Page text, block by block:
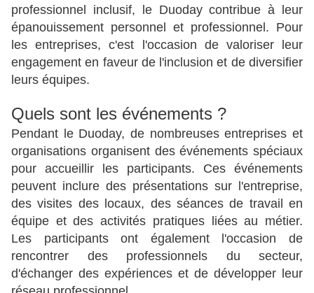
professionnel inclusif, le Duoday contribue à leur
épanouissement personnel et professionnel. Pour
les entreprises, c'est l'occasion de valoriser leur
engagement en faveur de l'inclusion et de diversifier
leurs équipes.
Quels sont les événements ?
Pendant le Duoday, de nombreuses entreprises et
organisations organisent des événements spéciaux
pour accueillir les participants. Ces événements
peuvent inclure des présentations sur l'entreprise,
des visites des locaux, des séances de travail en
équipe et des activités pratiques liées au métier.
Les participants ont également l'occasion de
rencontrer des professionnels du secteur,
d'échanger des expériences et de développer leur